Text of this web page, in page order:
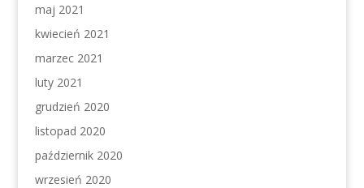
maj 2021
kwiecień 2021
marzec 2021
luty 2021
grudzień 2020
listopad 2020
październik 2020
wrzesień 2020